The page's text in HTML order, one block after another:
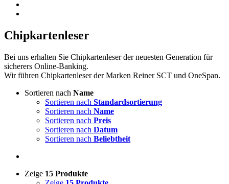
Chipkartenleser
Bei uns erhalten Sie Chipkartenleser der neuesten Generation für
sicherers Online-Banking.
Wir führen Chipkartenleser der Marken Reiner SCT und OneSpan.
Sortieren nach Name
Sortieren nach Standardsortierung
Sortieren nach Name
Sortieren nach Preis
Sortieren nach Datum
Sortieren nach Beliebtheit
Zeige 15 Produkte